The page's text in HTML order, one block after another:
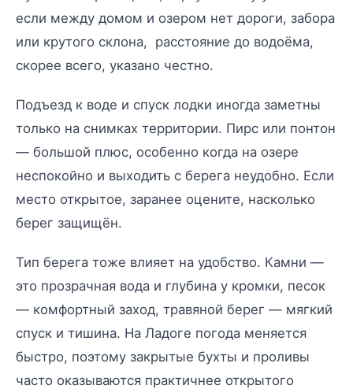
если между домом и озером нет дороги, забора
или крутого склона, расстояние до водоёма,
скорее всего, указано честно.
Подъезд к воде и спуск лодки иногда заметны
только на снимках территории. Пирс или понтон
— большой плюс, особенно когда на озере
неспокойно и выходить с берега неудобно. Если
место открытое, заранее оцените, насколько
берег защищён.
Тип берега тоже влияет на удобство. Камни —
это прозрачная вода и глубина у кромки, песок
— комфортный заход, травяной берег — мягкий
спуск и тишина. На Ладоге погода меняется
быстро, поэтому закрытые бухты и проливы
часто оказываются практичнее открытого